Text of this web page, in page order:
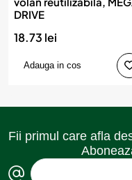
DRIVE
18.73 lei
Adauga in cos
Fii primul care afla